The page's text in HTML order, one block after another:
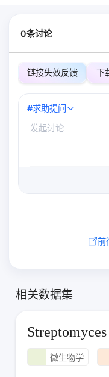
0条讨论
链接失效反馈 下
#求助提问
前
相关数据集
Streptomyces
微生物学